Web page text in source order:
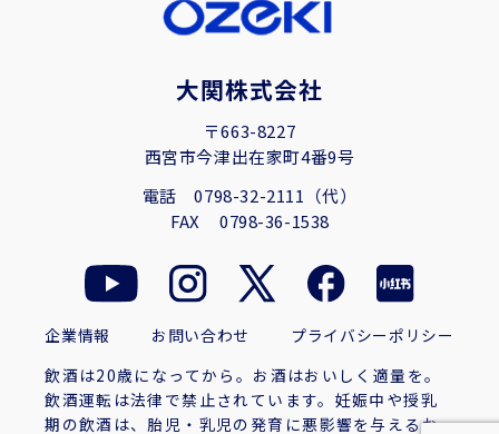
大関株式会社
〒663-8227
西宮市今津出在家町4番9号
電話0798-32-2111（代）
FAX 0798-36-1538
飲酒は20歳になってから。お酒はおいしく適量を。
飲酒運転は法律で禁止されています。妊娠中や授乳
期の飲酒は、胎児・乳児の発育に悪影響を与えるお
企業情報 お問い合わせ プライバシーポリシー